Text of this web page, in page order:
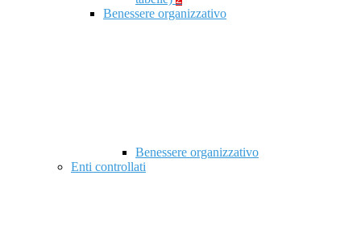
Benessere organizzativo
Benessere organizzativo
Enti controllati